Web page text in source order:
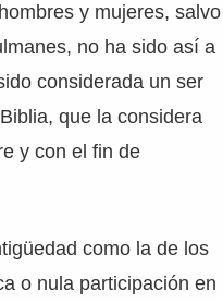
y mujeres, salvo
no ha sido así a
considerada un ser
que la considera
y con el fin de
como la de los
o nula participación en